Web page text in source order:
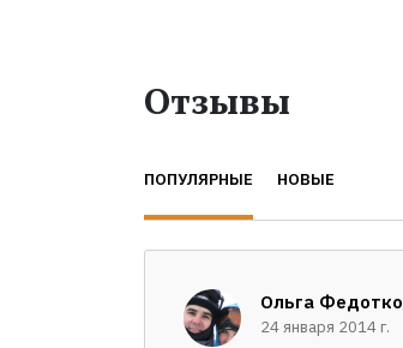
Отзывы
ПОПУЛЯРНЫЕ НОВЫЕ
Ольга Федотко
24 января 2014 г.